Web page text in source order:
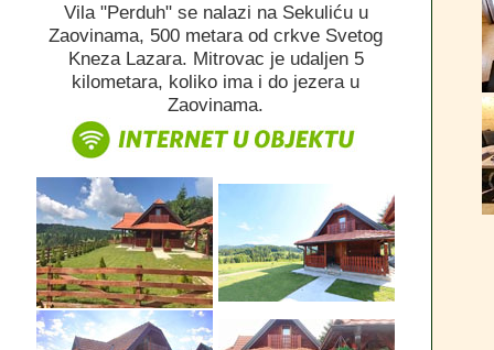
Vila "Perduh" se nalazi na Sekuliću u
Zaovinama, 500 metara od crkve Svetog
Kneza Lazara. Mitrovac je udaljen 5
kilometara, koliko ima i do jezera u
Zaovinama.